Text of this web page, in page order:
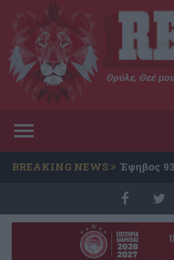
Θρύλε, Θεέ
Toggle
BREAKING NEWS Έφηβος